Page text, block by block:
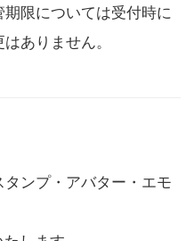
限については受付時に
ありません。
ンプ・アバター・エモ